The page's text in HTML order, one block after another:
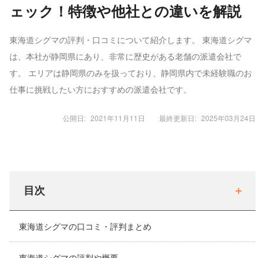
ェック！特徴や他社との違いを解説
東海道シグマの評判・口コミについて紹介します。 東海道シグマ
は、本社が静岡県にあり、非常に歴史がある老舗の派遣会社で
す。 エリアは静岡県のみを扱っており、静岡県内で未経験職のお
仕事に挑戦したい方におすすめの派遣会社です。
公開日: 2021年11月11日 最終更新日: 2025年03月24日
目次
東海道シグマの口コミ・評判まとめ